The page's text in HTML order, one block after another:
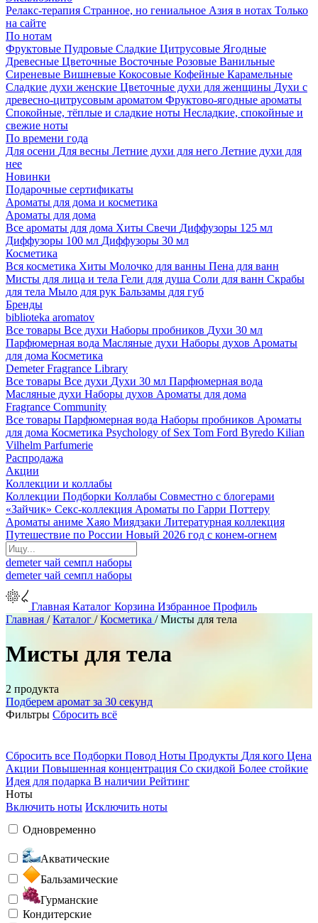
Релакс-терапия Странное, но гениальное Азия в нотах Только
на сайте
По нотам
Фруктовые Пудровые Сладкие Цитрусовые Ягодные
Древесные Цветочные Восточные Розовые Ванильные
Сиреневые Вишневые Кокосовые Кофейные Карамельные
Сладкие духи женские Цветочные духи для женщины Духи с
древесно-цитрусовым ароматом Фруктово-ягодные ароматы
Спокойные, тёплые и сладкие ноты Несладкие, спокойные и
свежие ноты
По времени года
Для осени Для весны Летние духи для него Летние духи для
нее
Новинки
Подарочные сертификаты
Ароматы для дома и косметика
Ароматы для дома
Все ароматы для дома Хиты Свечи Диффузоры 125 мл
Диффузоры 100 мл Диффузоры 30 мл
Косметика
Вся косметика Хиты Молочко для ванны Пена для ванн
Мисты для лица и тела Гели для душа Соли для ванн Скрабы
для тела Мыло для рук Бальзамы для губ
Бренды
biblioteka aromatov
Все товары Все духи Наборы пробников Духи 30 мл
Парфюмерная вода Масляные духи Наборы духов Ароматы
для дома Косметика
Demeter Fragrance Library
Все товары Все духи Духи 30 мл Парфюмерная вода
Масляные духи Наборы духов Ароматы для дома
Fragrance Community
Все товары Парфюмерная вода Наборы пробников Ароматы
для дома Косметика Psychology of Sex Tom Ford Byredo Kilian
Vilhelm Parfumerie
Распродажа
Акции
Коллекции и коллабы
Коллекции Подборки Коллабы Совместно с блогерами
«Зайчик» Секс-коллекция Ароматы по Гарри Поттеру
Ароматы аниме Хаяо Миядзаки Литературная коллекция
Путешествие по России Новый 2026 год с конем-огнем
demeterчай семпл наборы
demeterчай семпл наборы
Главная Каталог Корзина Избранное Профиль
Главная /Каталог /Косметика /Мисты для тела
Мисты для тела
2 продукта
Подберем аромат за 30 секунд
Фильтры Сбросить всё
Сбросить все Подборки Повод Ноты Продукты Для кого Цена
Акции Повышенная концентрация Со скидкой Более стойкие
Идея для подарка В наличии Рейтинг
Ноты
Включить ноты Исключить ноты
Одновременно
Акватические
Бальзамические
Гурманские
Кондитерские